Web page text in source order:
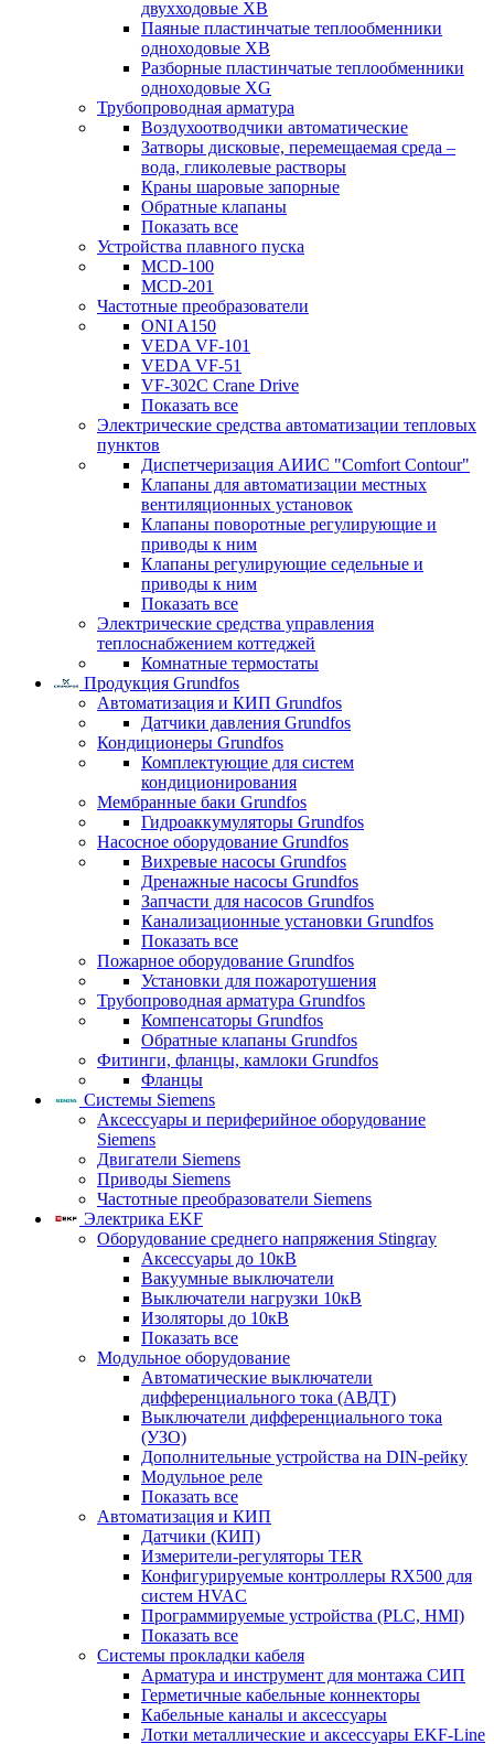
двухходовые XB
Паяные пластинчатые теплообменники
одноходовые ХВ
Разборные пластинчатые теплообменники
одноходовые ХG
Трубопроводная арматура
Воздухоотводчики автоматические
Затворы дисковые, перемещаемая среда –
вода, гликолевые растворы
Краны шаровые запорные
Обратные клапаны
Показать все
Устройства плавного пуска
MCD-100
MCD-201
Частотные преобразователи
ONI A150
VEDA VF-101
VEDA VF-51
VF-302C Crane Drive
Показать все
Электрические средства автоматизации тепловых
пунктов
Диспетчеризация АИИС "Comfort Contour"
Клапаны для автоматизации местных
вентиляционных установок
Клапаны поворотные регулирующие и
приводы к ним
Клапаны регулирующие седельные и
приводы к ним
Показать все
Электрические средства управления
теплоснабжением коттеджей
Комнатные термостаты
Продукция Grundfos
Автоматизация и КИП Grundfos
Датчики давления Grundfos
Кондиционеры Grundfos
Комплектующие для систем
кондиционирования
Мембранные баки Grundfos
Гидроаккумуляторы Grundfos
Насосное оборудование Grundfos
Вихревые насосы Grundfos
Дренажные насосы Grundfos
Запчасти для насосов Grundfos
Канализационные установки Grundfos
Показать все
Пожарное оборудование Grundfos
Установки для пожаротушения
Трубопроводная арматура Grundfos
Компенсаторы Grundfos
Обратные клапаны Grundfos
Фитинги, фланцы, камлоки Grundfos
Фланцы
Системы Siemens
Аксессуары и периферийное оборудование
Siemens
Двигатели Siemens
Приводы Siemens
Частотные преобразователи Siemens
Электрика EKF
Оборудование среднего напряжения Stingray
Аксессуары до 10кВ
Вакуумные выключатели
Выключатели нагрузки 10кВ
Изоляторы до 10кВ
Показать все
Модульное оборудование
Автоматические выключатели
дифференциального тока (АВДТ)
Выключатели дифференциального тока
(УЗО)
Дополнительные устройства на DIN-рейку
Модульное реле
Показать все
Автоматизация и КИП
Датчики (КИП)
Измерители-регуляторы TER
Конфигурируемые контроллеры RX500 для
систем HVAC
Программируемые устройства (PLC, HMI)
Показать все
Системы прокладки кабеля
Арматура и инструмент для монтажа СИП
Герметичные кабельные коннекторы
Кабельные каналы и аксессуары
Лотки металлические и аксессуары EKF-Line